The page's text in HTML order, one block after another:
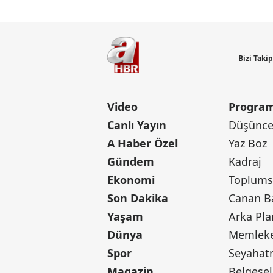
Bizi
Video
Canlı Yayın
A Haber Özel
Gündem
Ekonomi
Son Dakika
Yaşam
Dünya
Spor
Yaz Boz
Kadraj
Arka